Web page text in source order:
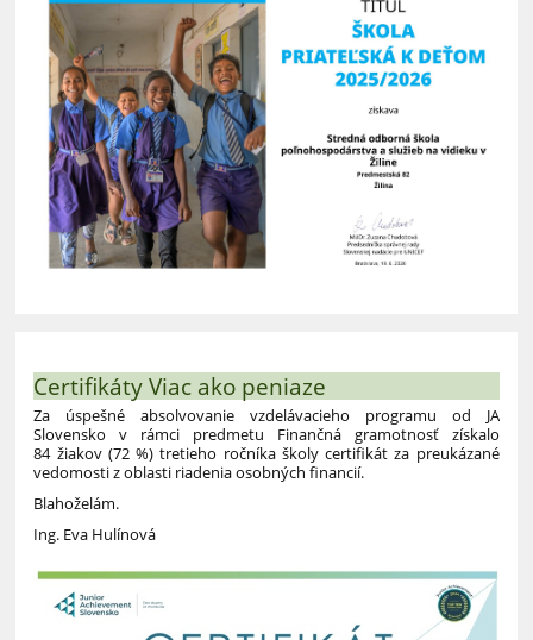
Certifikáty Viac ako peniaze
Za úspešné absolvovanie vzdelávacieho programu od JA
Slovensko v rámci predmetu Finančná gramotnosť získalo
84 žiakov (72 %) tretieho ročníka školy certifikát za preukázané
vedomosti z oblasti riadenia osobných financií.
Blahoželám.
Ing. Eva Hulínová